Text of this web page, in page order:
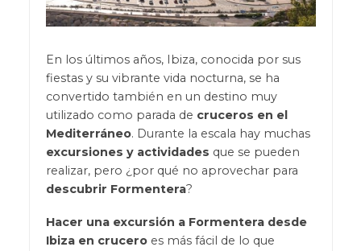
En los últimos años, Ibiza, conocida por sus
fiestas y su vibrante vida nocturna, se ha
convertido también en un destino muy
utilizado como parada de cruceros en el
Mediterráneo. Durante la escala hay muchas
excursiones y actividades que se pueden
realizar, pero ¿por qué no aprovechar para
descubrir Formentera?
Hacer una excursión a Formentera desde
Ibiza en cruceroes más fácil de lo que